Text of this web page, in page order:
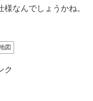
様なんでしょうかね。
図
ク